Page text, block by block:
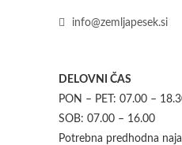
info@zemljapesek.si
DELOVNI ČAS
PON – PET: 07.00 –
SOB: 07.00 – 16.00
Potrebna predhodna